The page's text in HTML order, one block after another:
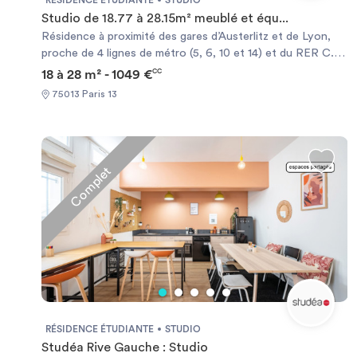
Studio de 18.77 à 28.15m² meublé et équ...
Résidence à proximité des gares d’Austerlitz et de Lyon,
proche de 4 lignes de métro (5, 6, 10 et 14) et du RER C. A
quelques minutes à pied de l’Université Pierre et Marie
Curie Sciences et Médecine (UPMC) et de l’Université
Paris – Sorbonne Lettres et Civilisations. Chauffage
18 à 28 m² - 1049 €CC
75013 Paris 13
Complet
RÉSIDENCE ÉTUDIANTE STUDIO
Studéa Rive Gauche : Studio